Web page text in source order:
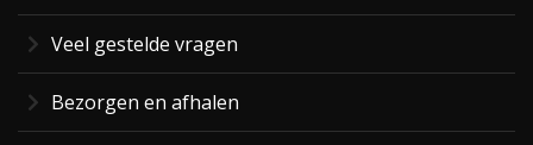
Veel gestelde vragen
Bezorgen en afhalen